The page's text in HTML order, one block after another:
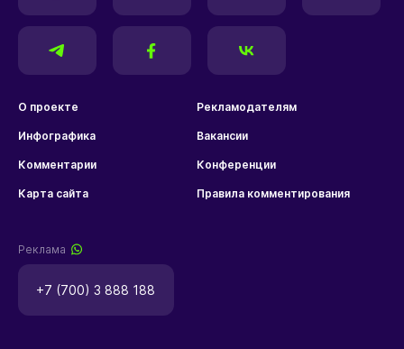
О проекте Рекламодателям
Инфографика Вакансии
Комментарии Конференции
Карта сайта Правила комментирования
Реклама
+7 (700) 3 888 188